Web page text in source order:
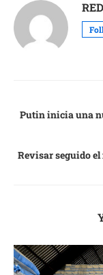
Putin inicia una
Revisar seguido